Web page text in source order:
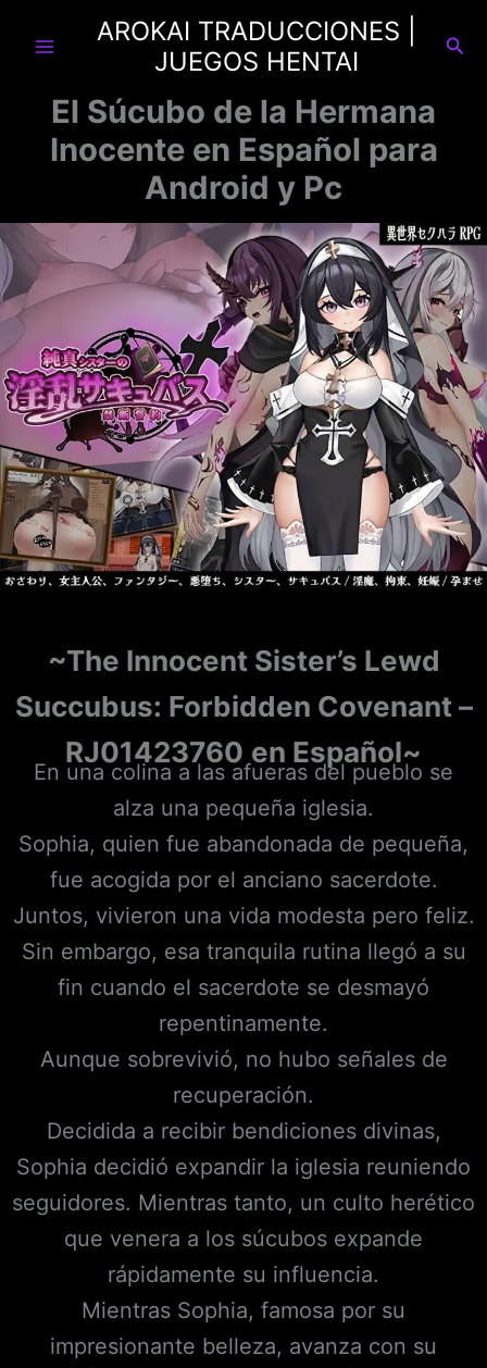
AROKAI TRADUCCIONES |
JUEGOS HENTAI
El Súcubo de la Hermana
Inocente en Español para
Android y Pc
~The Innocent Sister’s Lewd
Succubus: Forbidden Covenant –
RJ01423760 en Español~
En una colina a las afueras del pueblo se
alza una pequeña iglesia.
Sophia, quien fue abandonada de pequeña,
fue acogida por el anciano sacerdote.
Juntos, vivieron una vida modesta pero feliz.
Sin embargo, esa tranquila rutina llegó a su
fin cuando el sacerdote se desmayó
repentinamente.
Aunque sobrevivió, no hubo señales de
recuperación.
Decidida a recibir bendiciones divinas,
Sophia decidió expandir la iglesia reuniendo
seguidores. Mientras tanto, un culto herético
que venera a los súcubos expande
rápidamente su influencia.
Mientras Sophia, famosa por su
impresionante belleza, avanza con su